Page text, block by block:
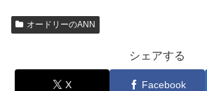
オードリーのANN
シェアする
X Facebook